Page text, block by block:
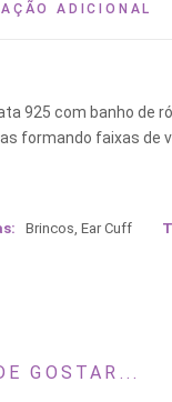
ADICIONAL
925 com banho de
formando faixas de
Brincos, Ear Cuff
GOSTAR...